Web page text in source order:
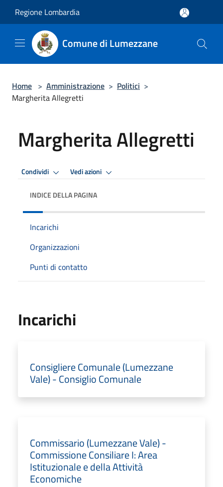
Regione Lombardia
Comune di Lumezzane
Home > Amministrazione > Politici >
Margherita Allegretti
Margherita Allegretti
Condividi Vedi azioni
INDICE DELLA PAGINA
Incarichi
Organizzazioni
Punti di contatto
Incarichi
Consigliere Comunale (Lumezzane
Vale) - Consiglio Comunale
Commissario (Lumezzane Vale) -
Commissione Consiliare I: Area
Istituzionale e della Attività
Economiche